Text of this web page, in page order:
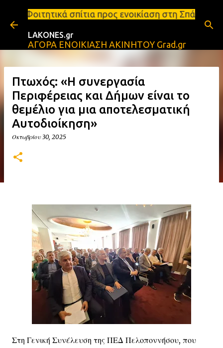
Μετάβαση στο κύριο περιεχόμενο
προς ενοικίαση στη Σπάρτη Ενοικιάσεις
LAKONES.gr
ΑΓΟΡΑ ΕΝΟΙΚΙΑΣΗ ΑΚΙΝΗΤΟΥ Grad.gr
Πτωχός: «Η συνεργασία
Περιφέρειας και Δήμων είναι το
θεμέλιο για μια αποτελεσματική
Αυτοδιοίκηση»
Οκτωβρίου 30, 2025
Στη Γενική Συνέλευση της ΠΕΔ Πελοποννήσου, που